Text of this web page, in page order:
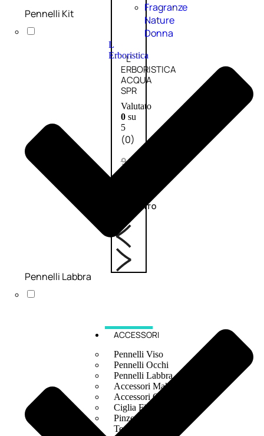
Fragranze
Nature
Donna
L
Erboristica
L’
ERBORISTICA
ACQUA
SPR
Valutato
0su
5
(0)
9,10
ESAURITO
ACCESSORI
Pennelli Viso
Pennelli Occhi
Pennelli Labbra
Accessori Make Up
Accessori Occhi
Ciglia Finte
Pinzette
Temperamatite
Pennelli Kit
Pennelli Labbra